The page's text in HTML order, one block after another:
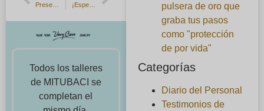
Todos los talleres
de MITUBACI se
completan el
pulsera de oro que
graba tus pasos
como "protección
de por vida"
Categorías
Diario del Personal
Testimonios de